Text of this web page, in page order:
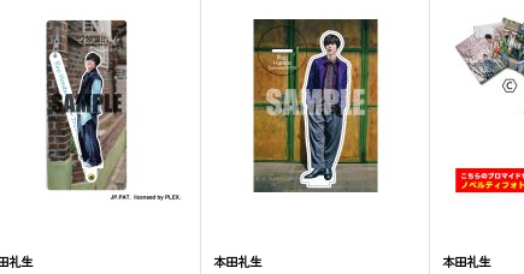
礼生 本田礼生 本田礼生